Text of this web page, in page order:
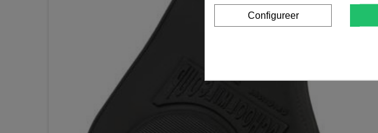
Configureer